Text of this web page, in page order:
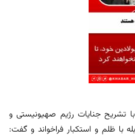
تشریح جنایات رژیم صهیونیستی و
با ظلم و استکبار فراخواند و گفت: